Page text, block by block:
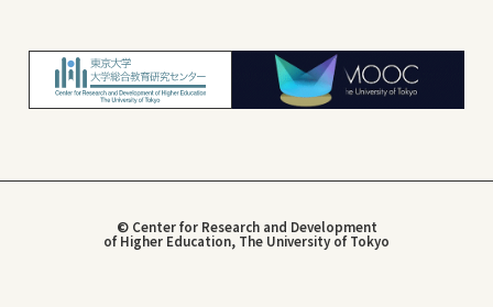
© Center for Research and Development
of Higher Education, The University of Tokyo